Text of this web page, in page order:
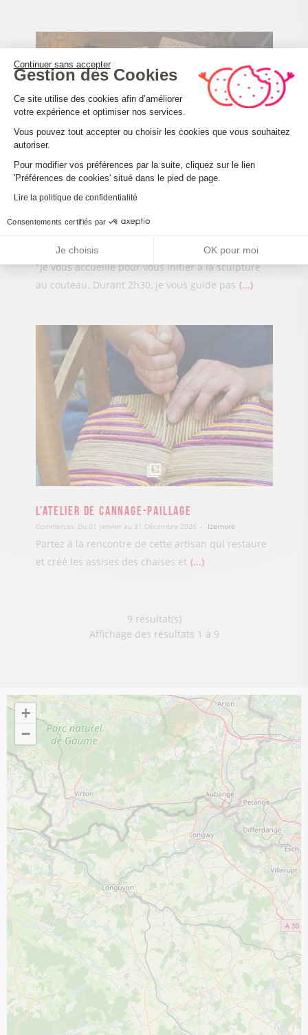
sculpture au couteau et vente d’objets en
Du 01 Janvier au 31 Décembre 2026 Haut Valromey
"Je vous accueille pour vous initier à la sculpture
au couteau. Durant 2h30, je vous guide pas ...
5
L’Atelier de Cannage-Paillage
Commerces Du 01 Janvier au 31 Décembre 2026 Izernore
Partez à la rencontre de cette artisan qui restaure
et créé les assises des chaises et ...
9 résultat(s)
Affichage des résultats 1 à 9
+
−
Continuer sans accepter
Gestion des Cookies
Plateforme de Gestion du
Ce site utilise des cookies afin d’améliorer
votre expérience et optimiser nos services.
Vous pouvez tout accepter ou choisir les cookies que vous souhaitez
autoriser.
Pour modifier vos préférences par la suite, cliquez sur le lien
'Préférences de cookies' situé dans le pied de page.
Lire la politique de confidentialité
Consentements certifiés par
Je choisis OK pour moi